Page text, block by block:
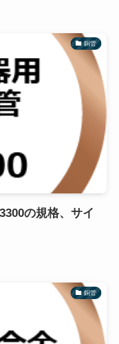
銅管
の規格、サイ
銅管